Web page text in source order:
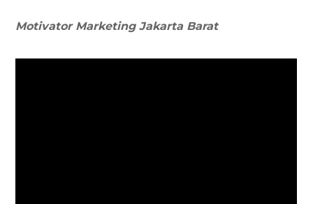
Motivator MarketingJakarta Barat